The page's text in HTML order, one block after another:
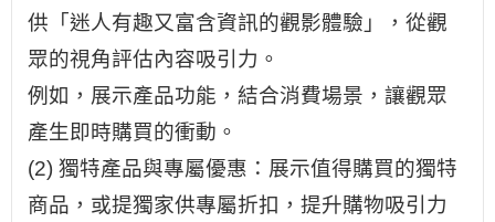
供「迷人有趣又富含資訊的觀影體驗」，從觀
眾的視角評估內容吸引力。
例如，展示產品功能，結合消費場景，讓觀眾
產生即時購買的衝動。
(2) 獨特產品與專屬優惠：展示值得購買的獨特
商品，或提獨家供專屬折扣，提升購物吸引力